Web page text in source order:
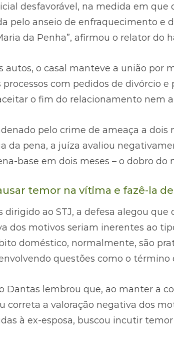
desfavorável, na medida em
pelo anseio de enfraquecimento e
da Penha”, afirmou o relator do
autos, o casal manteve a união por
processos com pedidos de divórcio
o fim do relacionamento nem
pelo crime de ameaça a dois
da pena, a juíza avaliou
base em dois meses – o dobro do
temor na vítima e fazê-la
dirigido ao STJ, a defesa alegou
dos motivos seriam inerentes ao
doméstico, normalmente, são
questões como o término
Dantas lembrou que, ao manter a
correta a valoração negativa dos
à ex-esposa, buscou incutir